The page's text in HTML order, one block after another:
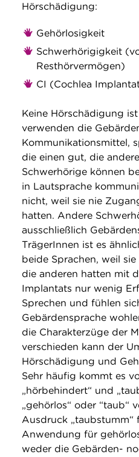
Hörschädigung:
Gehörlosigkeit
Schwerhörigigkeit
Resthörvermögen)
CI (Cochlea
Keine Hörschädigung
verwenden die
Kommunikationsmittel,
die einen gut, die
Schwerhörige können
in Lautsprache
nicht, weil sie nie
hatten. Andere
ausschließlich
TrägerInnen ist es
beide Sprachen, weil
die anderen hatten mit
Implantats nur wenig
Sprechen und fühlen
Gebärdensprache
die Charakterzüge der
verschieden kann der
Hörschädigung und
Sehr häufig kommt es
„hörbehindert“ und
„gehörlos“ oder “taub“
Ausdruck „taubstumm“
Anwendung für
weder die Gebärden-